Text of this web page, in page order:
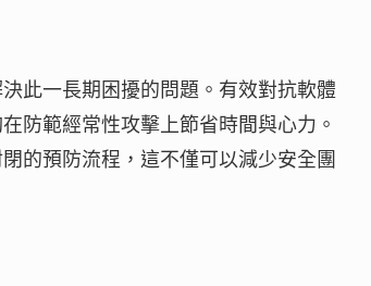
此一長期困擾的問題。有效對抗軟體
防範經常性攻擊上節省時間與心力。
的預防流程，這不僅可以減少安全團